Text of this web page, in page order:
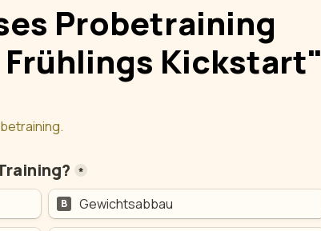
Probetraining
Kickstart"
*
B Gewichtsabbau